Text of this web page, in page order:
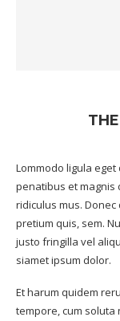
Lommodo ligula
penatibus et magnis
ridiculus mus.
pretium quis, sem.
justo fringilla vel
siamet ipsum dolor.
Et harum quidem
tempore, cum soluta